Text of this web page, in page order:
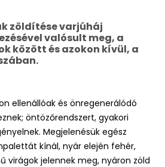
zöldítése varjúháj
valósult meg, a
között és azokon kívül, a
ellenállóak és önregenerálódó
öntözőrendszert, gyakori
Megjelenésük egész
kínál, nyár elején fehér,
virágok jelennek meg, nyáron zöld